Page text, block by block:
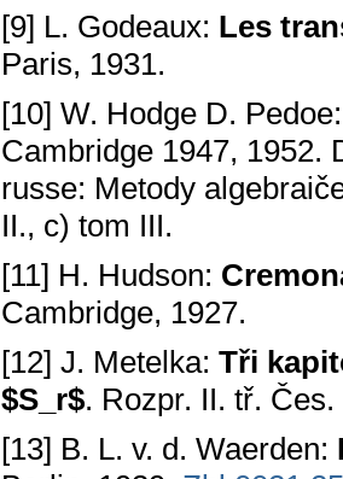
[9] L. Godeaux: Les
Paris, 1931.
[10] W. Hodge D.
Cambridge 1947, 1952.
russe: Metody
II., c) tom III.
[11] H. Hudson:
Cambridge, 1927.
[12] J. Metelka: Tři
$S_r$. Rozpr. II. tř.
[13] B. L. v. d. Waerden: